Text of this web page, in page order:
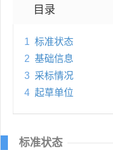
目录
1 标准状态
2 基础信息
3 采标情况
4 起草单位
标准状态